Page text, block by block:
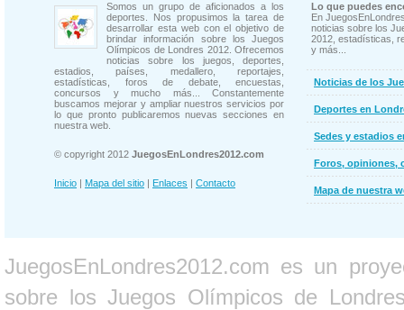
Somos un grupo de aficionados a los
deportes. Nos propusimos la tarea de
desarrollar esta web con el objetivo de
brindar información sobre los Juegos
Olímpicos de Londres 2012. Ofrecemos
noticias sobre los juegos, deportes,
estadios, países, medallero, reportajes,
estadísticas, foros de debate, encuestas,
concursos y mucho más... Constantemente
buscamos mejorar y ampliar nuestros servicios por
lo que pronto publicaremos nuevas secciones en
nuestra web.
© copyright 2012 JuegosEnLondres2012.com
Inicio | Mapa del sitio | Enlaces | Contacto
Lo que puedes
En
noticias sobre los
2012, estadísticas,
y más...
Noticias de los
Deportes en
Sedes y estadios
Foros, opiniones,
Mapa de nuestra
JuegosEnLondres2012.com es un
sobre los Juegos Olímpicos de